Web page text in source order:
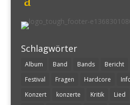
Schlagwörter
Album Band Bands Bericht
Festival
Fragen Hardcore
Konzert
konzerte Kritik Lied